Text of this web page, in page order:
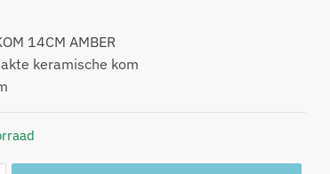
14CM AMBER
keramische kom